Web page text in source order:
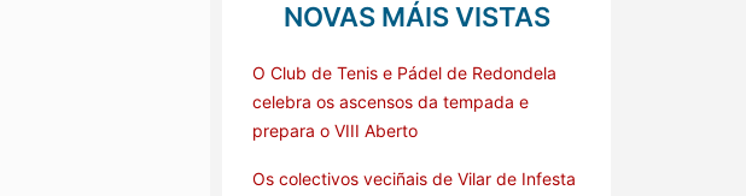
NOVAS MÁIS VISTAS
O Club de Tenis e Pádel de Redondela
celebra os ascensos da tempada e
prepara o VIII Aberto
Os colectivos veciñais de Vilar de Infesta